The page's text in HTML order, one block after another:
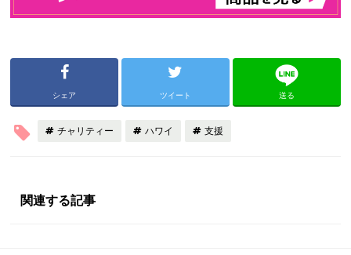
シェア ツイート 送る
チャリティー ハワイ 支援
関連する記事